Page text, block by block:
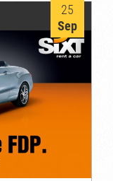
25
Sep